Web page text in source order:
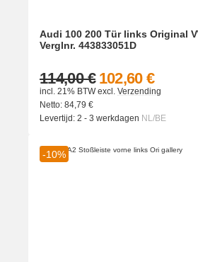
Audi 100 200 Tür links Original
Verglnr. 443833051D
102,60 €
114,00 €
incl. 21% BTWexcl. Verzending
Netto: 84,79 €
Levertijd: 2 - 3 werkdagen NL/BE
-10%